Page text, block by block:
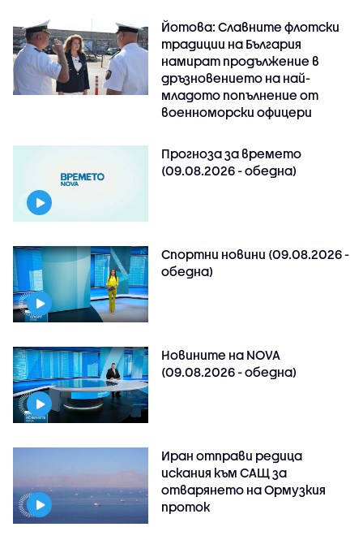
Йотова: Славните флотски
традиции на България
намират продължение в
дръзновението на най-
младото попълнение от
военноморски офицери
Прогноза за времето
(09.08.2026 - обедна)
Спортни новини (09.08.2026 -
обедна)
Новините на NOVA
(09.08.2026 - обедна)
Иран отправи редица
искания към САЩ за
отварянето на Ормузкия
проток